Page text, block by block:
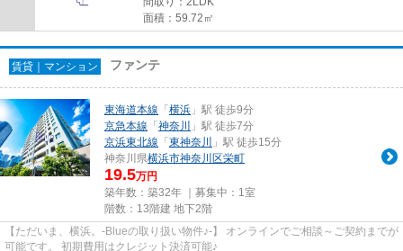
面積：59.72㎡
賃貸｜マンション ファンテ
東海道本線 「 横浜 」駅 徒歩9分
京急本線 「 神奈川
」駅 徒歩7分
京浜東北線 「 東神奈川
」駅 徒歩15分
神奈川県横浜市神奈川区栄町
19.5万円
築年数：築32年 ｜募集中： 1室
階数：13階建 地下2階
【ただいま、横浜。-Blueの取り扱い物件♪-】 オンラインでご相談～ご契約までが
可能です。 初期費用はクレジット決済可能♪